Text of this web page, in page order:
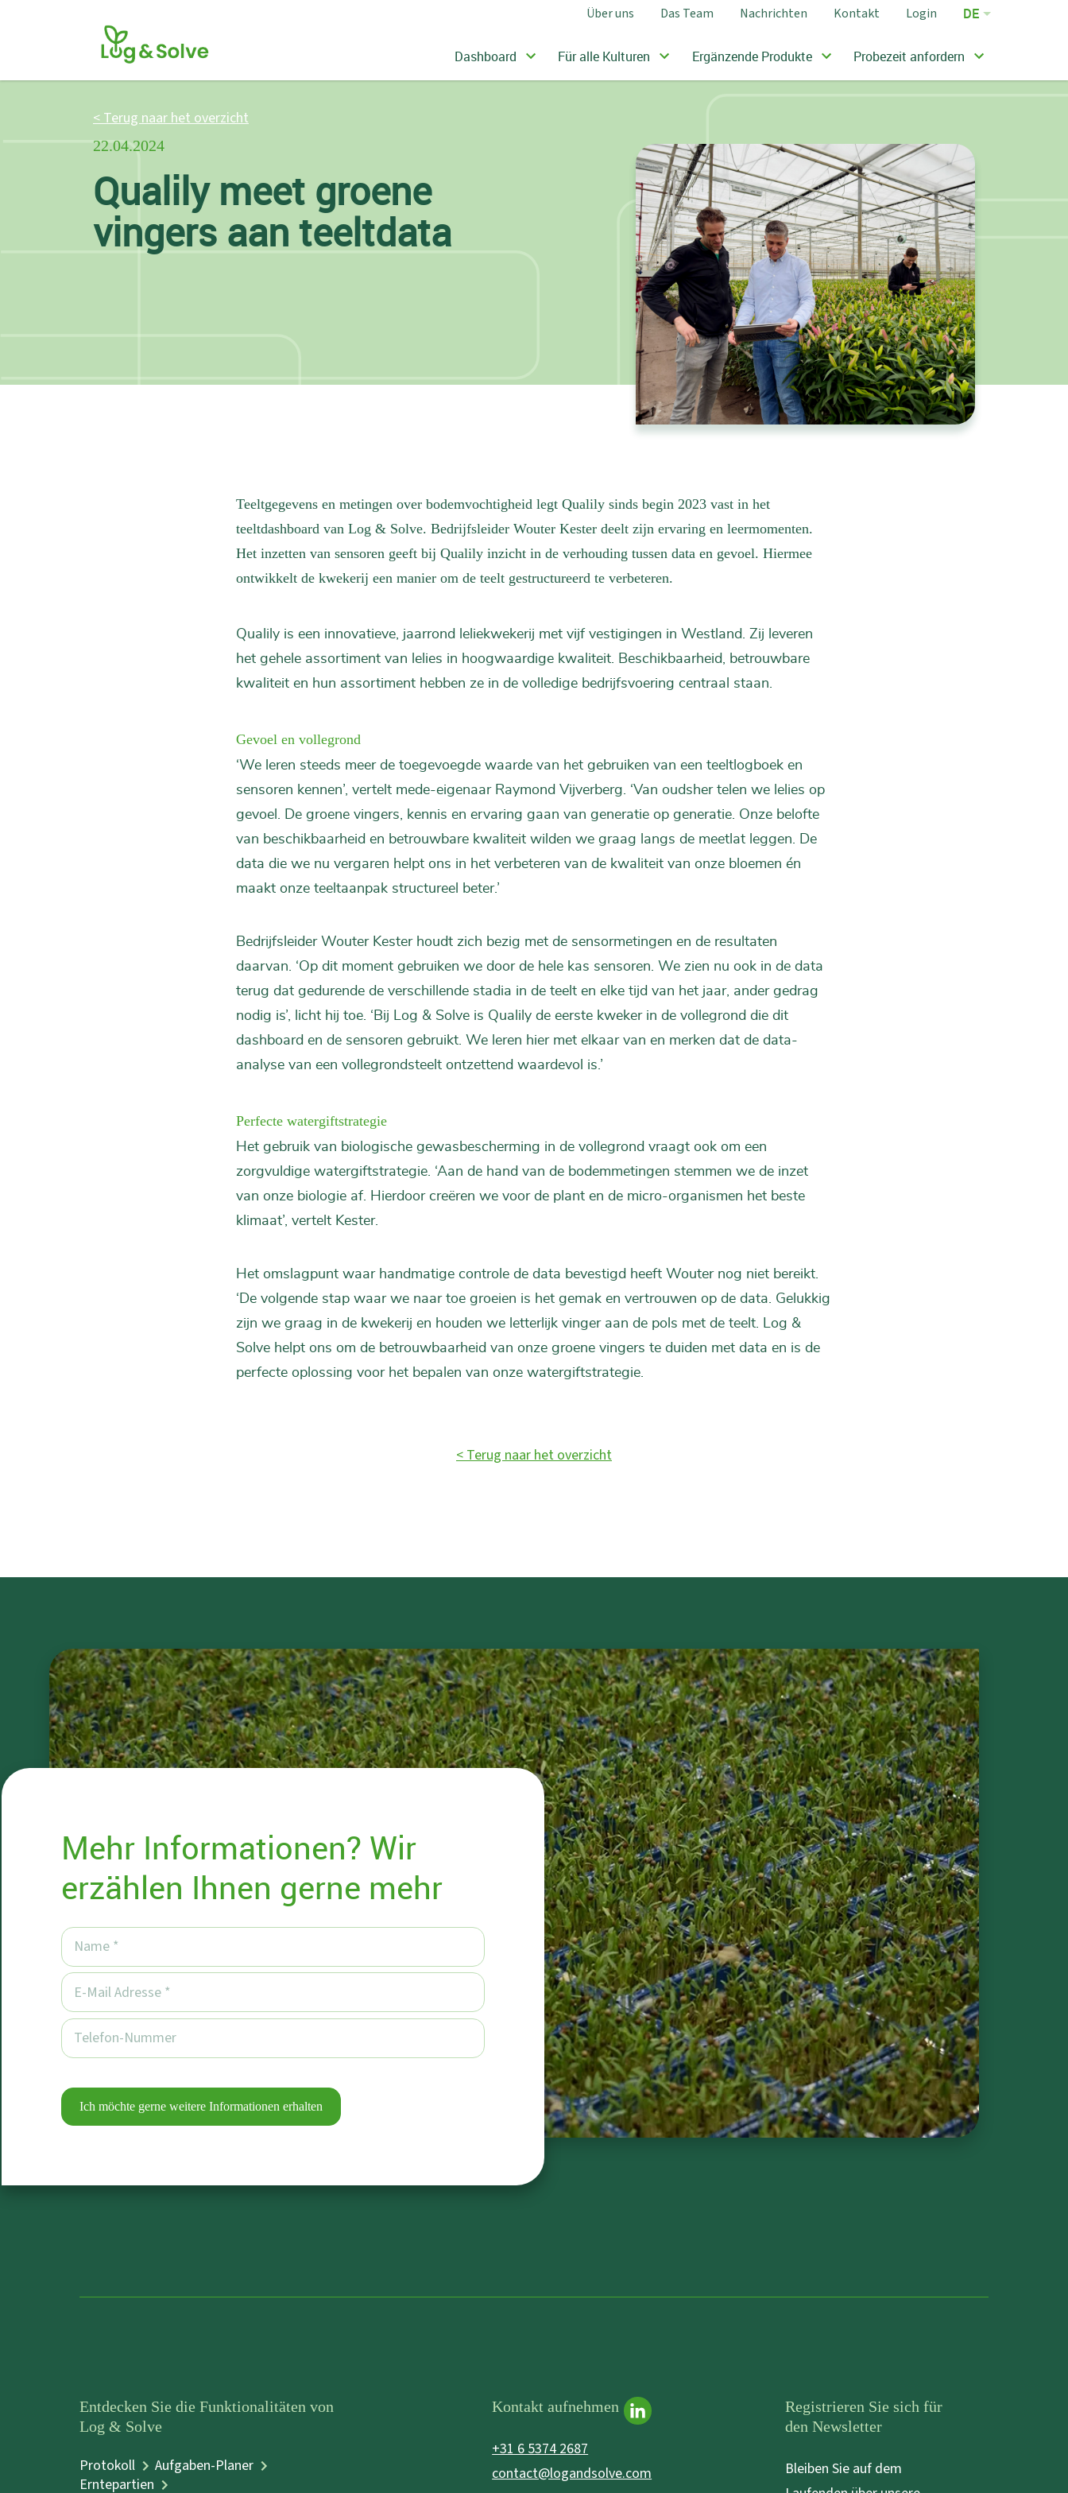
Über uns Das Team Nachrichten Kontakt Login
DE
FR
NL
Dashboard Für alle Kulturen Ergänzende Produkte Probezeit anfordern
< Terug naar het overzicht
22.04.2024
Qualily meet groene
vingers aan teeltdata
Teeltgegevens en metingen over bodemvochtigheid legt Qualily sinds begin 2023 vast in het
teeltdashboard van Log & Solve. Bedrijfsleider Wouter Kester deelt zijn ervaring en leermomenten.
Het inzetten van sensoren geeft bij Qualily inzicht in de verhouding tussen data en gevoel. Hiermee
ontwikkelt de kwekerij een manier om de teelt gestructureerd te verbeteren.
Qualily is een innovatieve, jaarrond leliekwekerij met vijf vestigingen in Westland. Zij leveren
het gehele assortiment van lelies in hoogwaardige kwaliteit. Beschikbaarheid, betrouwbare
kwaliteit en hun assortiment hebben ze in de volledige bedrijfsvoering centraal staan.
Gevoel en vollegrond
‘We leren steeds meer de toegevoegde waarde van het gebruiken van een teeltlogboek en
sensoren kennen’, vertelt mede-eigenaar Raymond Vijverberg. ‘Van oudsher telen we lelies op
gevoel. De groene vingers, kennis en ervaring gaan van generatie op generatie. Onze belofte
van beschikbaarheid en betrouwbare kwaliteit wilden we graag langs de meetlat leggen. De
data die we nu vergaren helpt ons in het verbeteren van de kwaliteit van onze bloemen én
maakt onze teeltaanpak structureel beter.’
Bedrijfsleider Wouter Kester houdt zich bezig met de sensormetingen en de resultaten
daarvan. ‘Op dit moment gebruiken we door de hele kas sensoren. We zien nu ook in de data
terug dat gedurende de verschillende stadia in de teelt en elke tijd van het jaar, ander gedrag
nodig is’, licht hij toe. ‘Bij Log & Solve is Qualily de eerste kweker in de vollegrond die dit
dashboard en de sensoren gebruikt. We leren hier met elkaar van en merken dat de data-
analyse van een vollegrondsteelt ontzettend waardevol is.’
Perfecte watergiftstrategie
Het gebruik van biologische gewasbescherming in de vollegrond vraagt ook om een
zorgvuldige watergiftstrategie. ‘Aan de hand van de bodemmetingen stemmen we de inzet
van onze biologie af. Hierdoor creëren we voor de plant en de micro-organismen het beste
klimaat’, vertelt Kester.
Het omslagpunt waar handmatige controle de data bevestigd heeft Wouter nog niet bereikt.
‘De volgende stap waar we naar toe groeien is het gemak en vertrouwen op de data. Gelukkig
zijn we graag in de kwekerij en houden we letterlijk vinger aan de pols met de teelt. Log &
Solve helpt ons om de betrouwbaarheid van onze groene vingers te duiden met data en is de
perfecte oplossing voor het bepalen van onze watergiftstrategie.
< Terug naar het overzicht
Mehr Informationen? Wir
erzählen Ihnen gerne mehr
Ich möchte gerne weitere Informationen erhalten
Entdecken Sie die Funktionalitäten von
Log & Solve
Protokoll
Aufgaben-Planer
Erntepartien
Kontakt aufnehmen
+31 6 5374 2687
contact@logandsolve.com
Registrieren Sie sich für
den Newsletter
Bleiben Sie auf dem